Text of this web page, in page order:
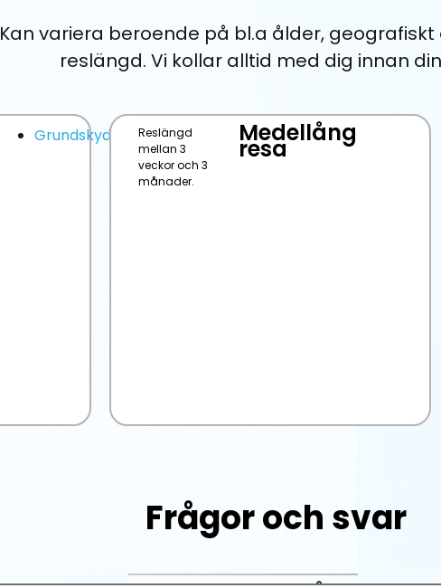
Kan variera beroende på bl.a ålder,
reslängd. Vi kollar alltid med dig innan
Grundskydd
Reslängd
mellan 3
veckor och 3
månader.
Medellång
resa
Frågor och svar